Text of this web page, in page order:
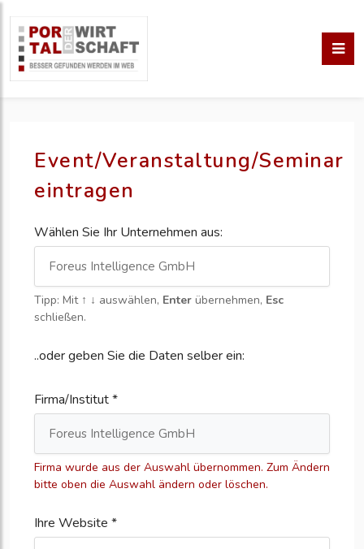
Event/Veranstaltung/Seminar
eintragen
Wählen Sie Ihr Unternehmen aus:
Tipp: Mit ↑ ↓ auswählen, Enter übernehmen, Esc
schließen.
..oder geben Sie die Daten selber ein:
Firma/Institut *
Firma wurde aus der Auswahl übernommen. Zum Ändern
bitte oben die Auswahl ändern oder löschen.
Ihre Website *